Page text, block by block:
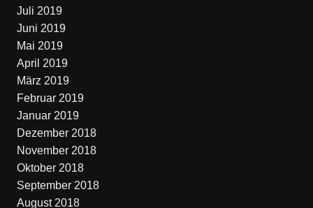
Juli 2019
Juni 2019
Mai 2019
April 2019
März 2019
Februar 2019
Januar 2019
Dezember 2018
November 2018
Oktober 2018
September 2018
August 2018